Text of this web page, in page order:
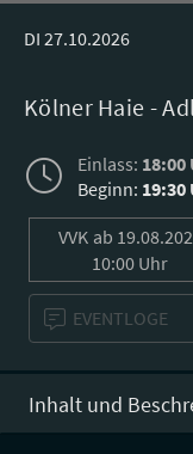
DI 27.10.2026
Kölner Haie -
Einlass: 18:00
Beginn: 19:30
VVK ab
10:00 Uhr
EVENTLOGE
Inhalt und